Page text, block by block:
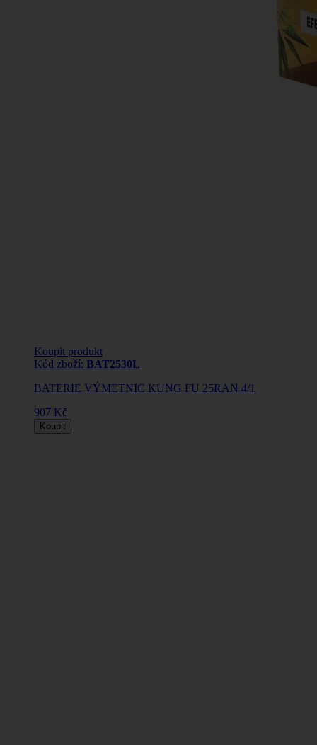
Koupit produkt
Kód zboží: BAT2530L
BATERIE VÝMETNIC KUNG FU 25RAN 4/1
907 Kč
Koupit